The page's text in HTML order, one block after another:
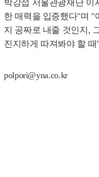
박강섭 서울관광재단 이
한 매력을 입증했다"며 "
지 공짜로 내줄 것인지,
진지하게 따져봐야 할
polpori@yna.co.kr